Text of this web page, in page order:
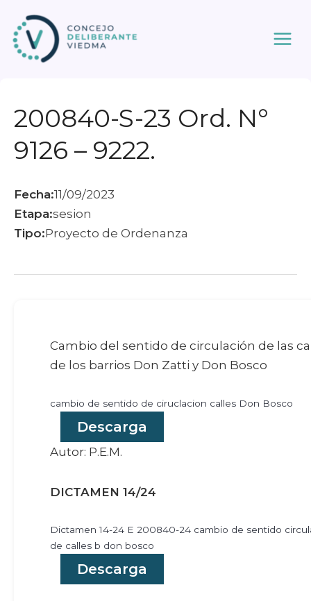
contenido
200840-S-23 Ord. N°
9126 – 9222.
Fecha:11/09/2023
Etapa:sesion
Tipo:Proyecto de Ordenanza
Cambio del sentido de circulación de las
de los barrios Don Zatti y Don Bosco
cambio de sentido de ciruclacion calles Don Bosco
Descarga
Autor: P.E.M.
DICTAMEN 14/24
Dictamen 14-24 E 200840-24 cambio de sentido
de calles b don bosco
Descarga